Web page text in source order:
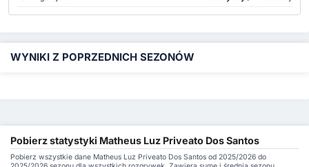
WYNIKI Z POPRZEDNICH SEZONÓW
Pobierz statystyki Matheus Luz Priveato Dos Santos
Pobierz wszystkie dane Matheus Luz Priveato Dos Santos od 2025/2026 do